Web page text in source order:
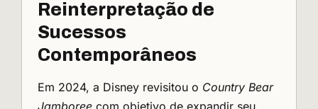
Reinterpretação de
Sucessos
Contemporâneos
Em 2024, a Disney revisitou o Country Bear